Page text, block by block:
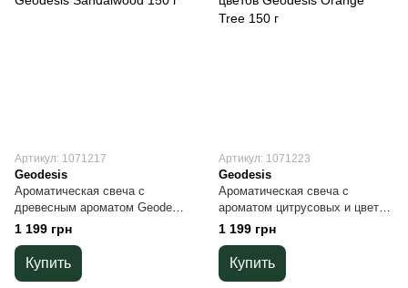
Артикул: 1071217
Geodesis
Ароматическая свеча с
древесным ароматом Geodesis
Sandalwood 150 г
1 199 грн
Купить
Артикул: 1071223
Geodesis
Ароматическая свеча с
ароматом цитрусовых и цветов
Geodesis Orange Tree 150 г
1 199 грн
Купить